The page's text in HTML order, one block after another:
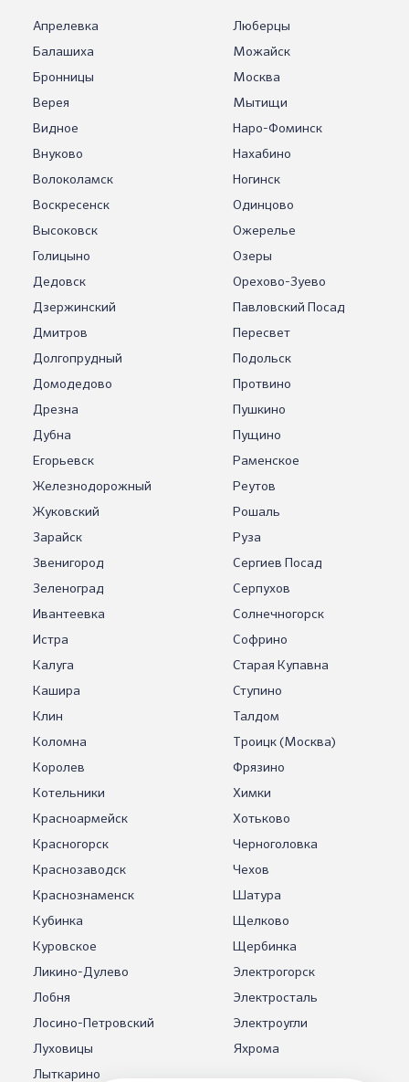
Апрелевка
Балашиха
Бронницы
Верея
Видное
Внуково
Волоколамск
Воскресенск
Высоковск
Голицыно
Дедовск
Дзержинский
Дмитров
Долгопрудный
Домодедово
Дрезна
Дубна
Егорьевск
Железнодорожный
Жуковский
Зарайск
Звенигород
Зеленоград
Ивантеевка
Истра
Калуга
Кашира
Клин
Коломна
Королев
Котельники
Красноармейск
Красногорск
Краснозаводск
Краснознаменск
Кубинка
Куровское
Ликино-Дулево
Лобня
Лосино-Петровский
Луховицы
Лыткарино
Люберцы
Можайск
Москва
Мытищи
Наро-Фоминск
Нахабино
Ногинск
Одинцово
Ожерелье
Озеры
Орехово-Зуево
Павловский Посад
Пересвет
Подольск
Протвино
Пушкино
Пущино
Раменское
Реутов
Рошаль
Руза
Сергиев Посад
Серпухов
Солнечногорск
Софрино
Старая Купавна
Ступино
Талдом
Троицк (Москва)
Фрязино
Химки
Хотьково
Черноголовка
Чехов
Шатура
Щелково
Щербинка
Электрогорск
Электросталь
Электроугли
Яхрома